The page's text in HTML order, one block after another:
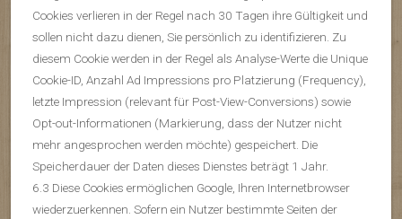
Cookies verlieren in der Regel nach 30 Tagen ihre Gültigkeit und
sollen nicht dazu dienen, Sie persönlich zu identifizieren. Zu
diesem Cookie werden in der Regel als Analyse-Werte die Unique
Cookie-ID, Anzahl Ad Impressions pro Platzierung (Frequency),
letzte Impression (relevant für Post-View-Conversions) sowie
Opt-out-Informationen (Markierung, dass der Nutzer nicht
mehr angesprochen werden möchte) gespeichert. Die
Speicherdauer der Daten dieses Dienstes beträgt 1 Jahr.
6.3 Diese Cookies ermöglichen Google, Ihren Internetbrowser
wiederzuerkennen. Sofern ein Nutzer bestimmte Seiten der